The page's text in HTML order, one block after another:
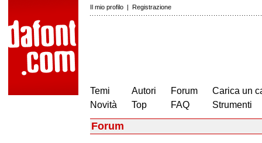
Il mio profilo | Registrazione
Temi
Novità
Autori
Top
Forum
FAQ
Carica un
Strumenti
Forum